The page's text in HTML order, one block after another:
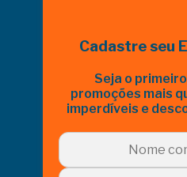
Cadastre seu
Seja o
promoções mais
imperdíveis e